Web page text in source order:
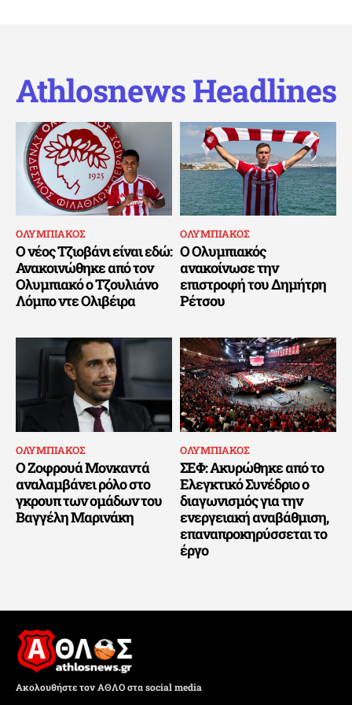
Athlosnews Headlines
ΟΛΥΜΠΙΑΚΟΣ
Ο νέος Τζιοβάνι είναι εδώ:
Ανακοινώθηκε από τον
Ολυμπιακό ο Τζουλιάνο
Λόμπο ντε Ολιβέιρα
ΟΛΥΜΠΙΑΚΟΣ
Ο Ολυμπιακός
ανακοίνωσε την
επιστροφή του Δημήτρη
Ρέτσου
ΟΛΥΜΠΙΑΚΟΣ
Ο Ζοφρουά Μονκαντά
αναλαμβάνει ρόλο στο
γκρουπ των ομάδων του
Βαγγέλη Μαρινάκη
ΟΛΥΜΠΙΑΚΟΣ
ΣΕΦ: Ακυρώθηκε από το
Ελεγκτικό Συνέδριο ο
διαγωνισμός για την
ενεργειακή αναβάθμιση,
επαναπροκηρύσσεται το
έργο
Ακολουθήστε τον ΑΘΛΟ στα social media